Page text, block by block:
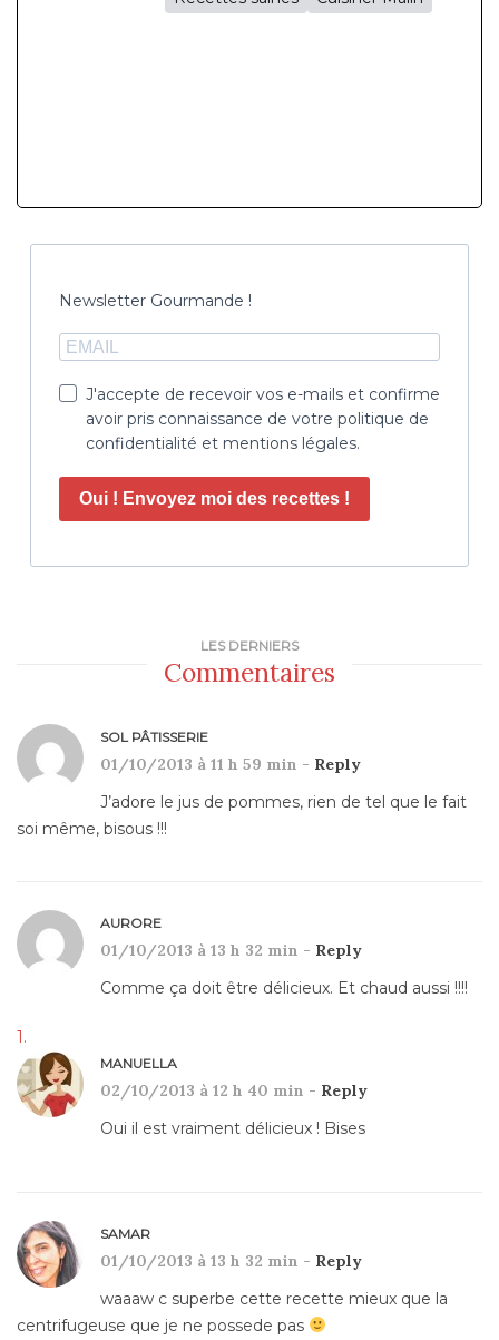
Newsletter Gourmande !
J'accepte de recevoir vos e-mails et confirme
avoir pris connaissance de votre politique de
confidentialité et mentions légales.
Oui ! Envoyez moi des recettes !
LES DERNIERS
Commentaires
SOL PÂTISSERIE
01/10/2013 à 11 h 59 min - Reply
J’adore le jus de pommes, rien de tel que le fait
soi même, bisous !!!
AURORE
01/10/2013 à 13 h 32 min - Reply
Comme ça doit être délicieux. Et chaud aussi !!!!
MANUELLA
02/10/2013 à 12 h 40 min - Reply
Oui il est vraiment délicieux ! Bises
SAMAR
01/10/2013 à 13 h 32 min - Reply
waaaw c superbe cette recette mieux que la
centrifugeuse que je ne possede pas